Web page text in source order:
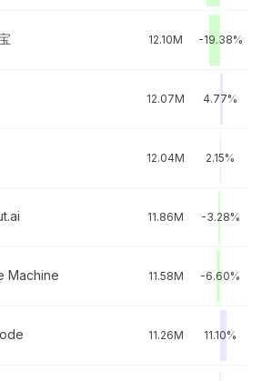
12.10M -19.38%
12.07M 4.77%
12.04M 2.15%
11.86M -3.28%
Machine 11.58M -6.60%
11.26M 11.10%